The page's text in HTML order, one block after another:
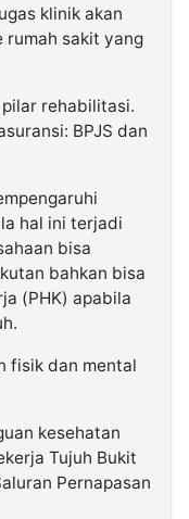
klinik akan
rumah sakit yang
rehabilitasi.
BPJS dan
hal ini terjadi
bisa
bahkan bisa
(PHK) apabila
fisik dan mental
kesehatan
Tujuh Bukit
Pernapasan